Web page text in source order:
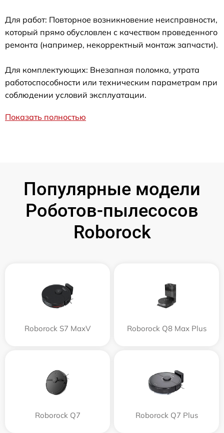
Для работ: Повторное возникновение неисправности,
который прямо обусловлен с качеством проведенного
ремонта (например, некорректный монтаж запчасти).
Для комплектующих: Внезапная поломка, утрата
работоспособности или техническим параметрам при
соблюдении условий эксплуатации.
Показать полностью
Популярные модели
Роботов-пылесосов
Roborock
Roborock S7 MaxV Roborock Q8 Max Plus
Roborock Q7 Roborock Q7 Plus